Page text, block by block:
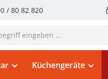
/ 80 82 820
Küchengeräte